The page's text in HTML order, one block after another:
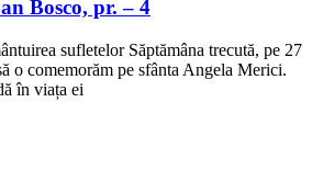
Bosco, pr. – 4
sufletelor Săptămâna trecută, pe 27
o comemorăm pe sfânta Angela Merici.
în viața ei